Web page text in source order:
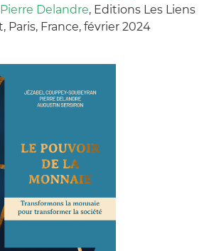
Pierre Delandre, Editions Les Liens
Paris, France, février 2024